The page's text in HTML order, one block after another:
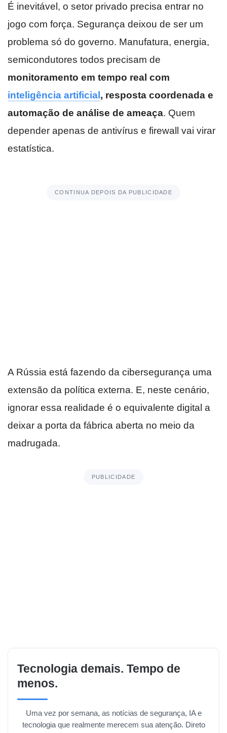
É inevitável, o setor privado precisa entrar no
jogo com força. Segurança deixou de ser um
problema só do governo. Manufatura, energia,
semicondutores todos precisam de
monitoramento em tempo real com
inteligência artificial, resposta coordenada e
automação de análise de ameaça. Quem
depender apenas de antivírus e firewall vai virar
estatística.
CONTINUA DEPOIS DA PUBLICIDADE
A Rússia está fazendo da cibersegurança uma
extensão da política externa. E, neste cenário,
ignorar essa realidade é o equivalente digital a
deixar a porta da fábrica aberta no meio da
madrugada.
PUBLICIDADE
Tecnologia demais. Tempo de
menos.
Uma vez por semana, as notícias de segurança, IA e
tecnologia que realmente merecem sua atenção. Direto